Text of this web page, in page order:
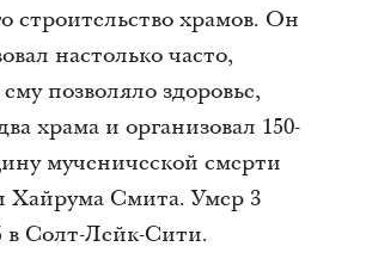
строительство храмов. Он
настолько часто,
позволяло здоровье,
храма и организовал 150-
мученической смерти
Хайрума Смита. Умер 3
в Солт-Лейк-Сити.